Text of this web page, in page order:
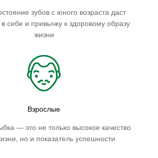
зубов с юного возраста даст
себе и привычку к здоровому образу
жизни
Взрослые
— это не только высокое качество
но и показатель успешности